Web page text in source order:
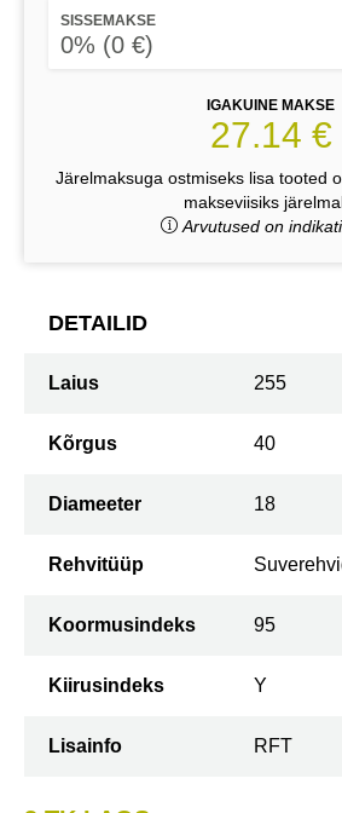
SISSEMAKSE
0% (0 €)
IGAKUINE MAKSE
27.14 €
Järelmaksuga ostmiseks lisa tooted
makseviisiks
Arvutused on
DETAILID
Laius 255
Kõrgus 40
Diameeter 18
Rehvitüüp
Koormusindeks 95
Kiirusindeks Y
Lisainfo RFT